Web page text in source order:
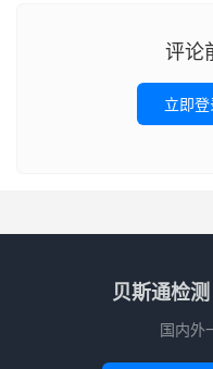
评论
立即登
贝斯通检
国内外